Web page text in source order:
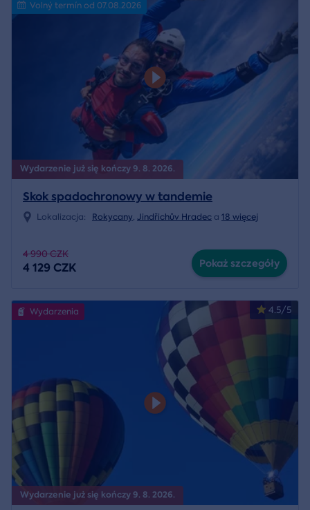
Wydarzenie już się kończy 9. 8. 2026.
Volný termín od 07.08.2026
Skok spadochronowy w tandemie
Lokalizacja: Rokycany, Jindřichův Hradec a 18 więcej
4 990 CZK
4 129 CZK Pokaż szczegóły
Wydarzenie już się kończy 9. 8. 2026.
4.5/5
Wydarzenia